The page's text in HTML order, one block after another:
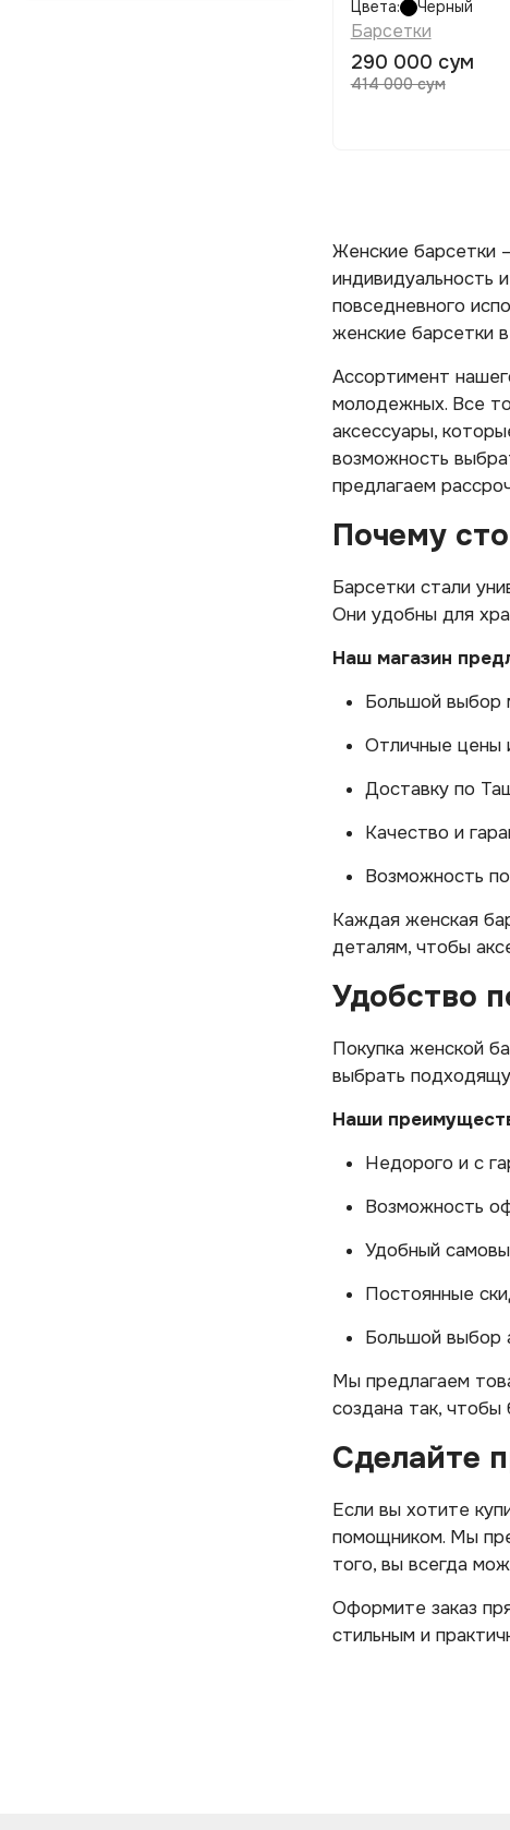
Цвета: Черный
Барсетки
290 000 сум
414 000 сум
Женские барсетки
индивидуальность
повседневного
женские барсетки
Ассортимент
молодежных. Все
аксессуары,
возможность
предлагаем
Почему
Барсетки стали
Они удобны для
Наш магазин
Большой выбор
Отличные цены
Доставку по
Качество и
Возможность
Каждая женская
деталям, чтобы
Удобство
Покупка женской
выбрать
Наши
Недорого и с
Возможность
Удобный
Постоянные
Большой выбор
Мы предлагаем
создана так, чтобы
Сделайте
Если вы хотите
помощником. Мы
того, вы всегда
Оформите заказ
стильным и